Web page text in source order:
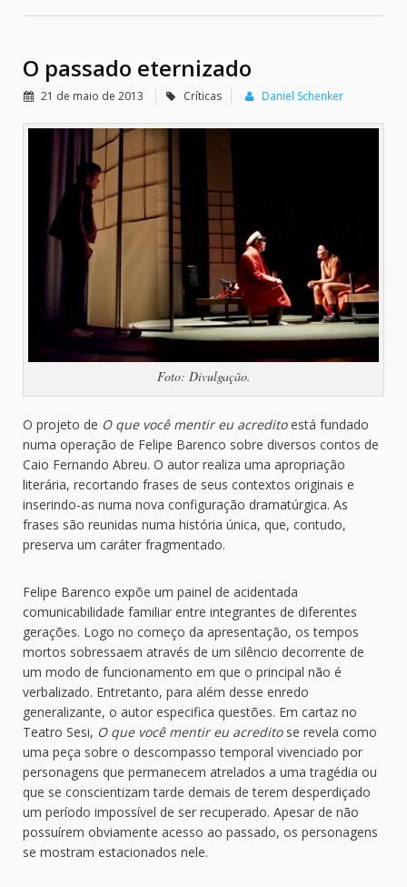
O passado eternizado
21 de maio de 2013 Críticas Daniel Schenker
Foto: Divulgação.
O projeto de O que você mentir eu acredito está fundado
numa operação de Felipe Barenco sobre diversos contos de
Caio Fernando Abreu. O autor realiza uma apropriação
literária, recortando frases de seus contextos originais e
inserindo-as numa nova configuração dramatúrgica. As
frases são reunidas numa história única, que, contudo,
preserva um caráter fragmentado.
Felipe Barenco expõe um painel de acidentada
comunicabilidade familiar entre integrantes de diferentes
gerações. Logo no começo da apresentação, os tempos
mortos sobressaem através de um silêncio decorrente de
um modo de funcionamento em que o principal não é
verbalizado. Entretanto, para além desse enredo
generalizante, o autor especifica questões. Em cartaz no
Teatro Sesi, O que você mentir eu acreditose revela como
uma peça sobre o descompasso temporal vivenciado por
personagens que permanecem atrelados a uma tragédia ou
que se conscientizam tarde demais de terem desperdiçado
um período impossível de ser recuperado. Apesar de não
possuírem obviamente acesso ao passado, os personagens
se mostram estacionados nele.